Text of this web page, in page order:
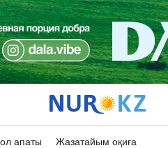
апаты Жазатайым оқиға